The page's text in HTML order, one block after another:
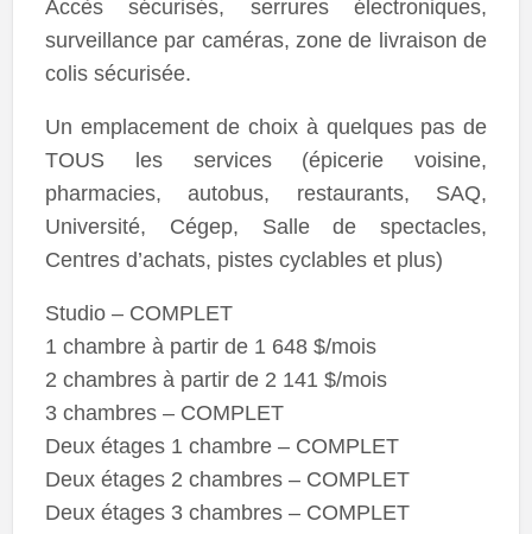
Accès sécurisés, serrures électroniques,
surveillance par caméras, zone de livraison de
colis sécurisée.
Un emplacement de choix à quelques pas de
TOUS les services (épicerie voisine,
pharmacies, autobus, restaurants, SAQ,
Université, Cégep, Salle de spectacles,
Centres d’achats, pistes cyclables et plus)
Studio – COMPLET
1 chambre à partir de 1 648 $/mois
2 chambres à partir de 2 141 $/mois
3 chambres – COMPLET
Deux étages 1 chambre – COMPLET
Deux étages 2 chambres – COMPLET
Deux étages 3 chambres – COMPLET